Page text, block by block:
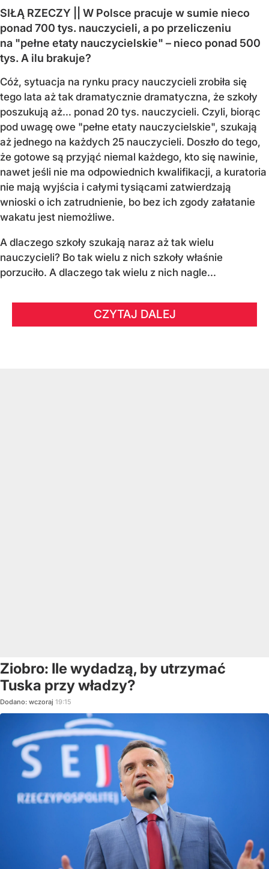
SIŁĄ RZECZY || W Polsce pracuje w sumie nieco
ponad 700 tys. nauczycieli, a po przeliczeniu
na "pełne etaty nauczycielskie" – nieco ponad 500
tys. A ilu brakuje?
Cóż, sytuacja na rynku pracy nauczycieli zrobiła się
tego lata aż tak dramatycznie dramatyczna, że szkoły
poszukują aż… ponad 20 tys. nauczycieli. Czyli, biorąc
pod uwagę owe "pełne etaty nauczycielskie", szukają
aż jednego na każdych 25 nauczycieli. Doszło do tego,
że gotowe są przyjąć niemal każdego, kto się nawinie,
nawet jeśli nie ma odpowiednich kwalifikacji, a kuratoria
nie mają wyjścia i całymi tysiącami zatwierdzają
wnioski o ich zatrudnienie, bo bez ich zgody załatanie
wakatu jest niemożliwe.
A dlaczego szkoły szukają naraz aż tak wielu
nauczycieli? Bo tak wielu z nich szkoły właśnie
porzuciło. A dlaczego tak wielu z nich nagle...
CZYTAJ DALEJ
Ziobro: Ile wydadzą, by utrzymać
Tuska przy władzy?
Dodano: wczoraj 19:15